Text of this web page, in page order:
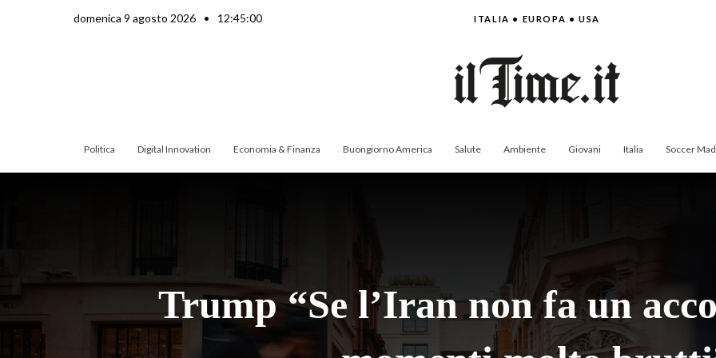
domenica 9 agosto 2026 • 12:45:01 ITALIA • EUROPA • USA
Politica Digital Innovation Economia & Finanza Buongiorno America Salute Ambiente Giovani Italia Soccer
Trump “Se l’Iran non fa un